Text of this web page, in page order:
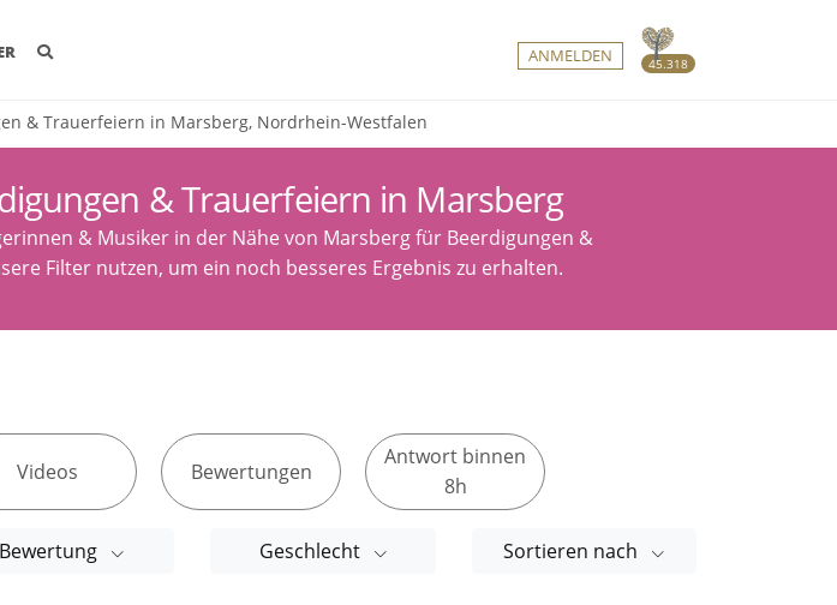
45.318
ANMELDEN
& Trauerfeiern in Marsberg, Nordrhein-Westfalen
& Trauerfeiern in Marsberg
& Musiker in der Nähe von Marsberg für Beerdigungen &
Filter nutzen, um ein noch besseres Ergebnis zu erhalten.
Videos Bewertungen
Antwort binnen
8h
Bewertung Geschlecht Sortieren nach